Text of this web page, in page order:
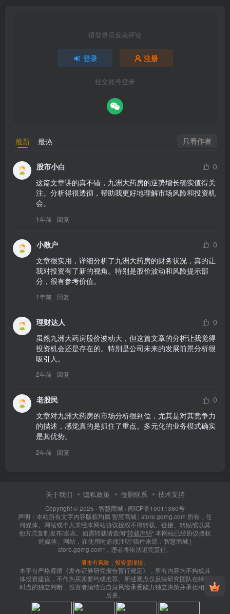
请登录后发表评论
登录 注册
社交账号登录
最新 最热 只看作者
股市小白
0
这篇文章讲的真不错，九洲大药房的逆势增长确实值得关
注。分析得很透彻，帮助我更好地理解市场风险和投资机
会。
1年前 回复
小散户
0
文章很实用，详细分析了九洲大药房的财务状况，真的让
我对投资有了新的视角。特别是股价波动和风险提示部
分，很有参考价值。
1年前 回复
理财达人
0
虽然九洲大药房股价波动大，但这篇文章的分析让我觉得
投资机会还是存在的。特别是公司未来的发展前景分析很
吸引人。
2年前 回复
老股民
0
文章对九洲大药房的市场分析很到位，尤其是对其竞争力
的描述，感觉真的是抓住了重点。多元化的业务模式确实
是其优势。
2年前 回复
关于我们 隐私政策 侵删联系 技术支持
Copyright © 2025 · 智慧商城 · 闽ICP备10011360号
声明：本站所有文字内容版权均属 智慧商城 | store.gqmg.com 所有，任
何媒体、网站或个人未经本网站协议授权不得转载、链接、转贴或以其
他方式复制发布/发表。如需转载请查阅”转载声明“ 本网站已经协议授权
的媒体、网站，在使用时必须注明"稿件来源：智慧商城 |
store.gqmg.com"，违者将依法追究责任。
股市有风险，投资需谨慎。
本平台严格遵循《发布证券研究报告暂行规定》，所有内容均不构成具
体投资建议，不作为买卖要约或推荐。所述观点仅反映研究团队在特定
时点的独立判断，投资者须结合自身风险承受能力独立决策并承担相应
后果。